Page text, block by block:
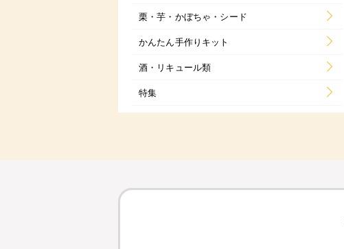
栗・芋・かぼちゃ・シード
かんたん手作りキット
酒・リキュール類
特集